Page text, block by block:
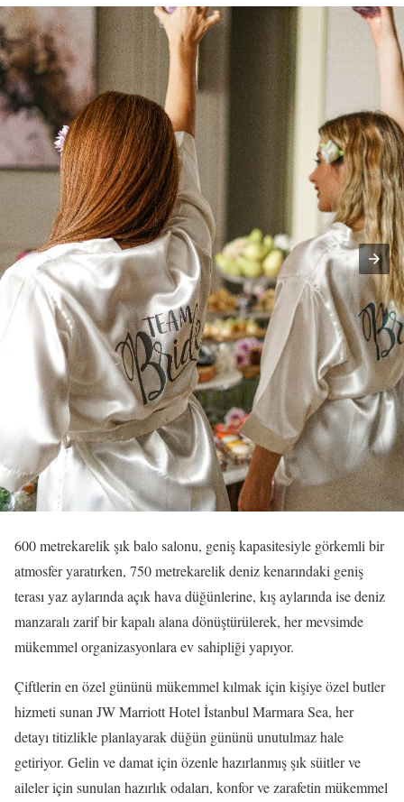
600 metrekarelik şık balo salonu, geniş kapasitesiyle görkemli bir
atmosfer yaratırken, 750 metrekarelik deniz kenarındaki geniş
terası yaz aylarında açık hava düğünlerine, kış aylarında ise deniz
manzaralı zarif bir kapalı alana dönüştürülerek, her mevsimde
mükemmel organizasyonlara ev sahipliği yapıyor.
Çiftlerin en özel gününü mükemmel kılmak için kişiye özel butler
hizmeti sunan JW Marriott Hotel İstanbul Marmara Sea, her
detayı titizlikle planlayarak düğün gününü unutulmaz hale
getiriyor. Gelin ve damat için özenle hazırlanmış şık süitler ve
aileler için sunulan hazırlık odaları, konfor ve zarafetin mükemmel